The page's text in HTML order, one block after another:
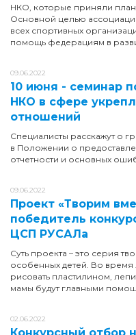
НКО, которые приняли
Основной целью
всех спортивных
помощь федерациям в
09.06.2022
10 июня - семинар
НКО в сфере
отношений
Специалисты расскажут о
в Положении о
отчетности и основных
09.06.2022
Проект «Творим
победитель
ЦСП РУСАЛа
Суть проекта – это серия
особенных детей. Во время
рисовать пластилином,
мамы будут главными
02.06.2022